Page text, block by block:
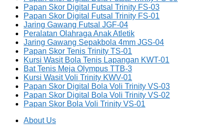
Papan Skor Digital Futsal Trinity FS-03
Papan Skor Digital Futsal Trinity FS-01
Jaring Gawang Futsal JGF-04
Peralatan Olahraga Anak Atletik
Jaring Gawang Sepakbola 4mm JGS-04
Papan Skor Tenis Trinity TS-01
Kursi Wasit Bola Tenis Lapangan KWT-01
Bat Tenis Meja Olympus TTB-3
Kursi Wasit Voli Trinity KWV-01
Papan Skor Digital Bola Voli Trinity VS-03
Papan Skor Digital Bola Voli Trinity VS-02
Papan Skor Bola Voli Trinity VS-01
About Us